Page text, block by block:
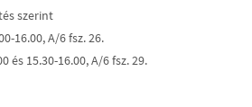
szerint
16.00, A/6 fsz. 26.
és 15.30-16.00, A/6 fsz. 29.